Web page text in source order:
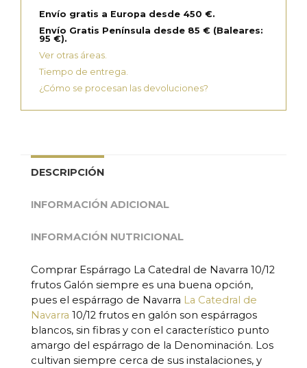
Envío gratis a Europa desde 450 €.
Envío Gratis Península desde 85 € (Baleares:
95 €).
Ver otras áreas.
Tiempo de entrega.
¿Cómo se procesan las devoluciones?
DESCRIPCIÓN
INFORMACIÓN ADICIONAL
INFORMACIÓN NUTRICIONAL
Comprar Espárrago La Catedral de Navarra 10/12
frutos Galón siempre es una buena opción,
pues el espárrago de Navarra La Catedral de
Navarra 10/12 frutos en galón son espárragos
blancos, sin fibras y con el característico punto
amargo del espárrago de la Denominación. Los
cultivan siempre cerca de sus instalaciones, y